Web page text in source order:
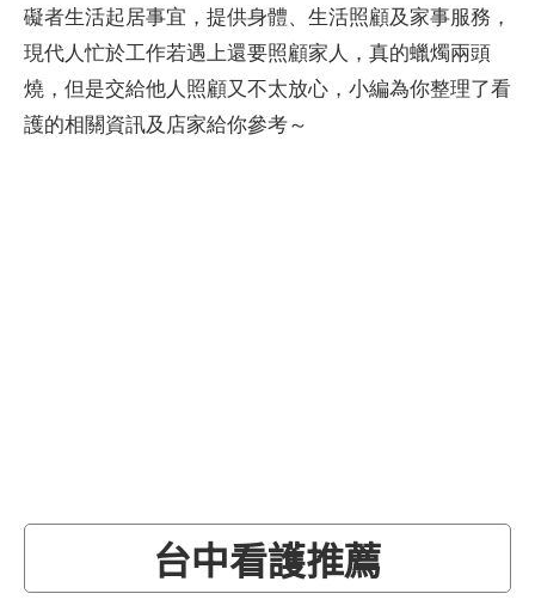
礙者生活起居事宜，提供身體、生活照顧及家事服務，
現代人忙於工作若遇上還要照顧家人，真的蠟燭兩頭
燒，但是交給他人照顧又不太放心，小編為你整理了看
護的相關資訊及店家給你參考～
台中看護推薦